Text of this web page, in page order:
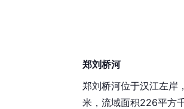
郑刘桥河
郑刘桥河位于汉江左岸
米， 流域面积226平方